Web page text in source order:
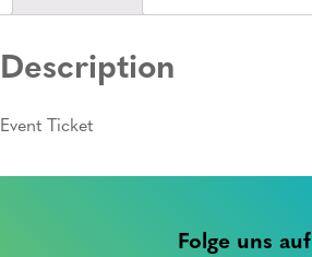
Description
Event Ticket
Folge uns auf